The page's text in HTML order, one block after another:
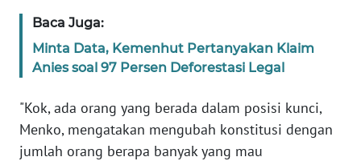
Baca Juga:
Minta Data, Kemenhut Pertanyakan Klaim
Anies soal 97 Persen Deforestasi Legal
"Kok, ada orang yang berada dalam posisi kunci,
Menko, mengatakan mengubah konstitusi dengan
jumlah orang berapa banyak yang mau
TENTANG
KAMI
PEDOMAN
MEDIA
SIBER